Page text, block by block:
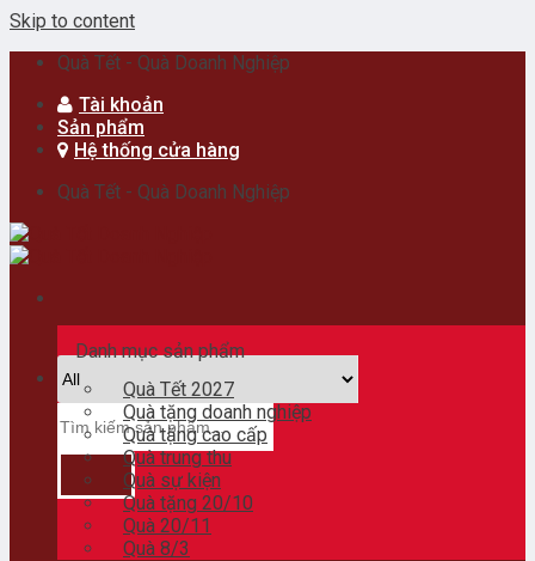
Skip to content
Quà Tết - Quà Doanh Nghiệp
Tài khoản
Sản phẩm
Hệ thống cửa hàng
Quà Tết - Quà Doanh Nghiệp
Danh mục sản phẩm
Quà Tết 2027
Quà tặng doanh nghiệp
Quà tặng cao cấp
Quà trung thu
Quà sự kiện
Quà tặng 20/10
Quà 20/11
Quà 8/3